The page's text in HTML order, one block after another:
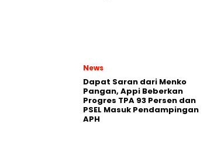
News
Dapat Saran dari Menko
Pangan, Appi Beberkan
Progres TPA 93 Persen dan
PSEL Masuk Pendampingan
APH